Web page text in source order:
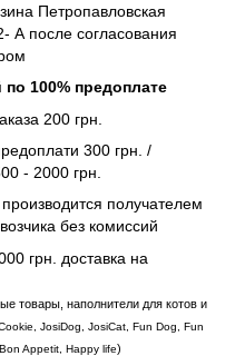
Петропавловская
А после согласования
100% предоплате
200 грн.
300 грн. /
- 2000 грн.
получателем
без комиссий
грн. доставка на
товары, наполнители для котов и
JosiDog, JosiCat, Fun Dog, Fun
Appetit, Happy life)